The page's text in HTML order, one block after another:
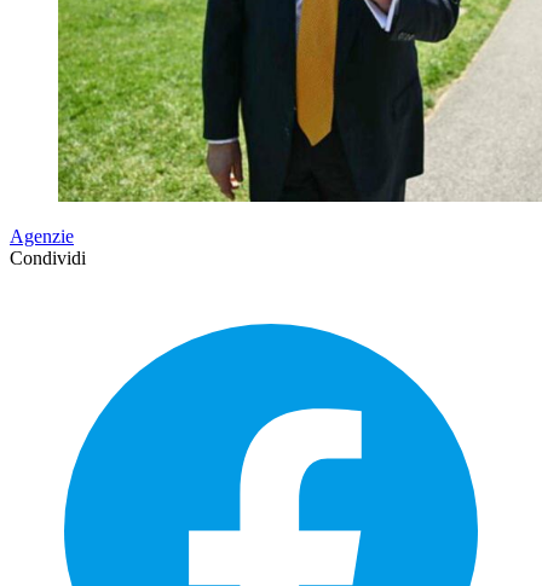
Agenzie
Condividi